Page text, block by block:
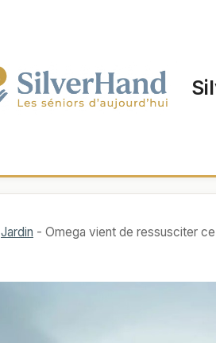
Jardin - Omega vient de ressusciter